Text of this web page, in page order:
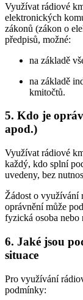
Využívat rádiové
elektronických
zákonů (zákon o
předpisů, možné:
na základě
na základě
kmitočtů.
5. Kdo je
apod.)
Využívat rádiové
každý, kdo splní
uvedeny, bez
Žádost o využívání
oprávnění může
fyzická osoba nebo
6. Jaké jsou
situace
Pro využívání
podmínky: